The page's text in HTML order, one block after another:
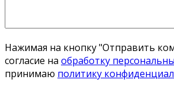
Нажимая на кнопку "Отправить
согласие на обработку
принимаю политику